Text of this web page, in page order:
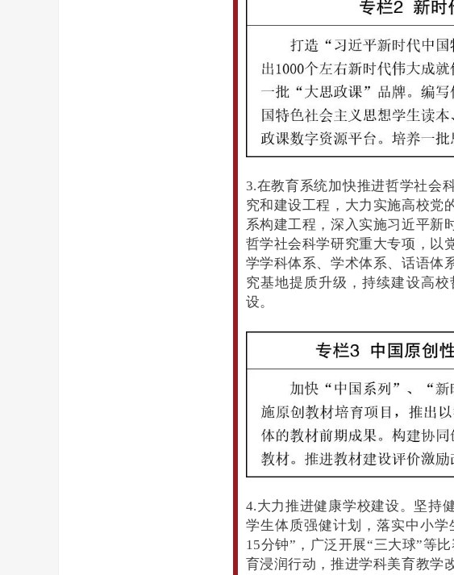
3.在教育系统加快推进哲学社会
究和建设工程，大力实施高校党
系构建工程，深入实施习近平新
哲学社会科学研究重大专项，以
学学科体系、学术体系、话语体
究基地提质升级，持续建设高
设。
4.大力推进健康学校建设。坚持
学生体质强健计划，落实中小
15分钟”，广泛开展“三大球”等
育浸润行动，推进学科美育教学